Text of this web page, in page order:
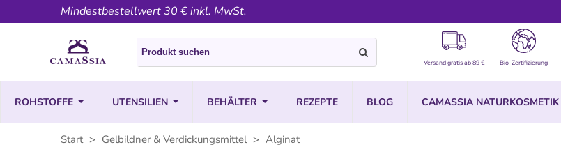
Mindestbestellwert 30 € inkl. MwSt.
Versand gratis ab 89 € Bio-Zertifizierung
ROHSTOFFE UTENSILIEN BEHÄLTER REZEPTE BLOG CAMASSIA NATURKOSMETIK
Start > Gelbildner & Verdickungsmittel > Alginat